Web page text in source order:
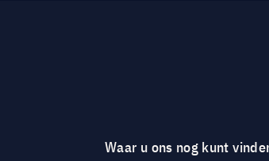
Waar u ons nog kunt